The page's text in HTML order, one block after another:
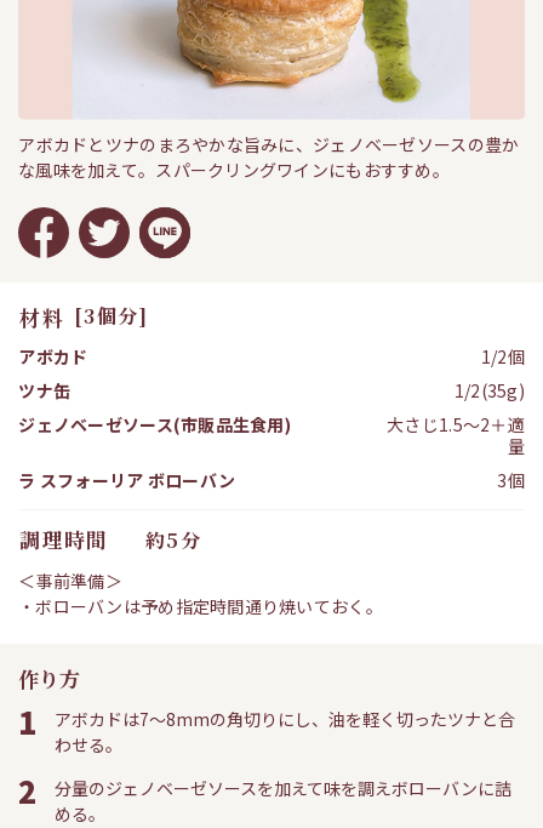
アボカドとツナのまろやかな旨みに、ジェノベーゼソースの豊か
な風味を加えて。スパークリングワインにもおすすめ。
材料 [3個分]
アボカド
1/2個
ツナ缶
1/2(35g)
ジェノベーゼソース(市販品生食用)
大さじ1.5～2＋適
量
ラ スフォーリア ボローバン
3個
調理時間 約5分
＜事前準備＞
・ボローバンは予め指定時間通り焼いておく。
作り方
1
アボカドは7～8mmの角切りにし、油を軽く切ったツナと合
わせる。
2
分量のジェノベーゼソースを加えて味を調えボローバンに詰
める。